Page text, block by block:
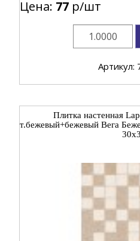
Цена: 77р/шт
Артикул:
Плитка настенная
т.бежевый+бежевый Вега